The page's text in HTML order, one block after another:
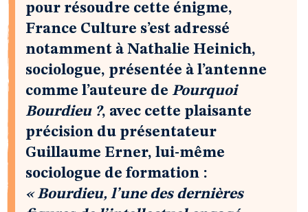
pour résoudre cette énigme,
France Culture s’est adressé
notamment à Nathalie Heinich,
sociologue, présentée à l’antenne
comme l’auteure de Pourquoi
Bourdieu ?, avec cette plaisante
précision du présentateur
Guillaume Erner, lui-même
sociologue de formation :
« Bourdieu, l’une des dernières